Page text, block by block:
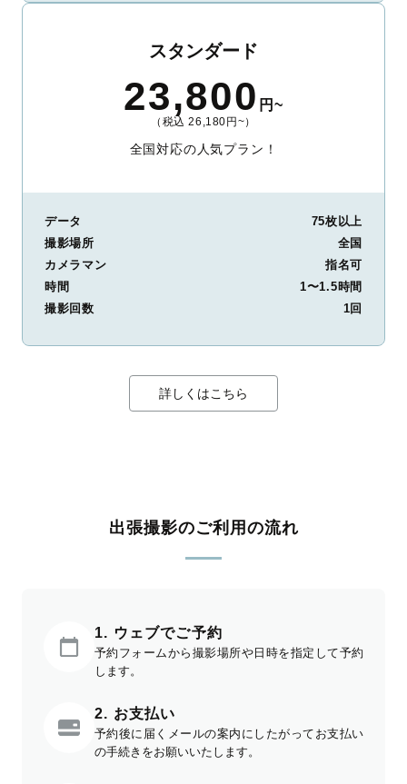
スタンダード
23,800 円~
（税込 26,180円~）
全国対応の人気プラン！
データ
75枚以上
撮影場所
全国
カメラマン
指名可
時間
1〜1.5時間
撮影回数
1回
詳しくはこちら
出張撮影のご利用の流れ
1. ウェブでご予約
予約フォームから撮影場所や日時を指定して予約
します。
2. お支払い
予約後に届くメールの案内にしたがってお支払い
の手続きをお願いいたします。